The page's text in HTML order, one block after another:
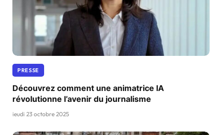
PRESSE
Découvrez comment une animatrice IA
révolutionne l’avenir du journalisme
jeudi 23 octobre 2025